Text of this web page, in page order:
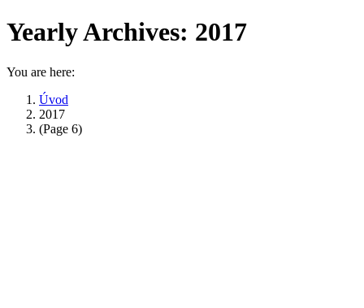
Yearly Archives: 2017
You are here:
Úvod
2017
(Page 6)